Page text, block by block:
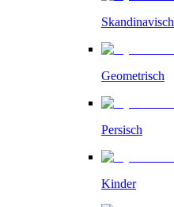
Skandinavisch
Geometrisch
Persisch
Kinder